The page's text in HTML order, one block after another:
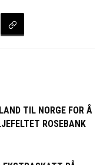
TIL NORGE FOR Å
ROSEBANK